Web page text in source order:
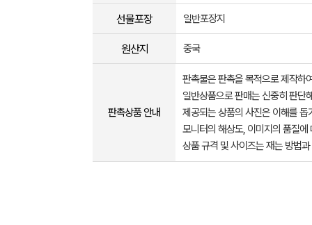
선물포장 일반포장지
원산지 중국
판촉상품 안내
판촉물은 판촉을 목적으로 제작하
일반상품으로 판매는 신중히 판단
제공되는 상품의 사진은 이해를
모니터의 해상도, 이미지의 품질
상품 규격 및 사이즈는 재는 방법